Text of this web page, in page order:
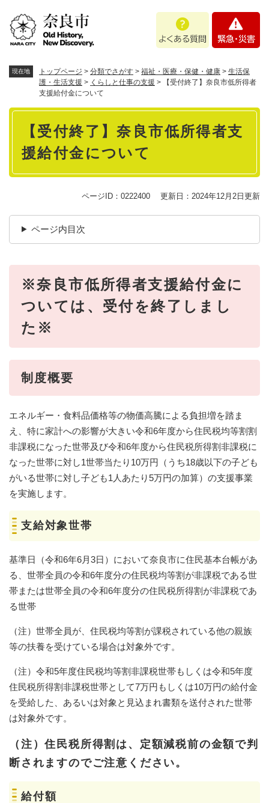
あ
問
・
現在地 トップページ > 分類でさがす > 福祉・医療・保健・健康 > 生活保
護・生活支援 > くらしと仕事の支援 >
【受付終了】奈良市低所得者
支援給付金について
本
【受付終了】奈良市低所得者支
援給付金について
ページID：0222400 更新日：2024年12月2日更新
ページ内目次
※奈良市低所得者支援給付金に
ついては、受付を終了しまし
た※
制度概要
エネルギー・食料品価格等の物価高騰による負担増を踏ま
え、特に家計への影響が大きい令和6年度から住民税均等割割
非課税になった世帯及び令和6年度から住民税所得割非課税に
なった世帯に対し1世帯当たり10万円（うち18歳以下の子ども
がいる世帯に対し子ども1人あたり5万円の加算）の支援事業
を実施します。
支給対象世帯
基準日（令和6年6月3日）において奈良市に住民基本台帳があ
る、世帯全員の令和6年度分の住民税均等割が非課税である世
帯または世帯全員の令和6年度分の住民税所得割が非課税であ
る世帯
（注）世帯全員が、住民税均等割が課税されている他の親族
等の扶養を受けている場合は対象外です。
（注）令和5年度住民税均等割非課税世帯もしくは令和5年度
住民税所得割非課税世帯として7万円もしくは10万円の給付金
を受給した、あるいは対象と見込まれ書類を送付された世帯
は対象外です。
（注）住民税所得割は、定額減税前の金額で判
断されますのでご注意ください。
給付額